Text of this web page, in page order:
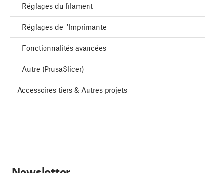
Réglages du filament
Réglages de l'Imprimante
Fonctionnalités avancées
Autre (PrusaSlicer)
Accessoires tiers & Autres projets